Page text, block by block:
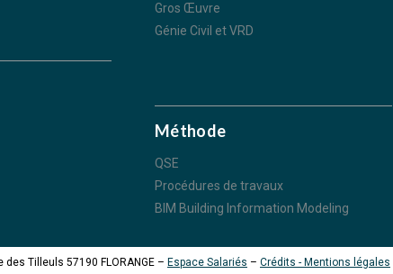
Gros Œuvre
Génie Civil et VRD
Méthode
QSE
Procédures de travaux
BIM Building Information Modeling
des Tilleuls 57190 FLORANGE – Espace Salariés – Crédits - Mentions légales